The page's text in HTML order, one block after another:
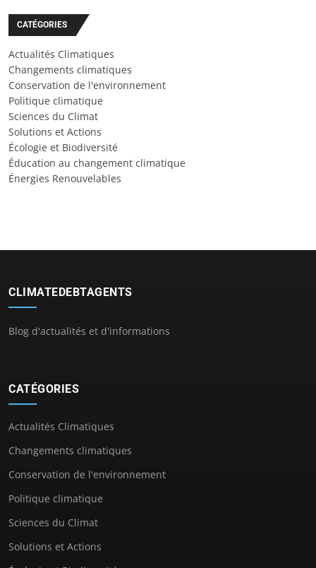
CATÉGORIES
Actualités Climatiques
Changements climatiques
Conservation de l'environnement
Politique climatique
Sciences du Climat
Solutions et Actions
Écologie et Biodiversité
Éducation au changement climatique
Énergies Renouvelables
CLIMATEDEBTAGENTS
Blog d'actualités et d'informations
CATÉGORIES
Actualités Climatiques
Changements climatiques
Conservation de l'environnement
Politique climatique
Sciences du Climat
Solutions et Actions